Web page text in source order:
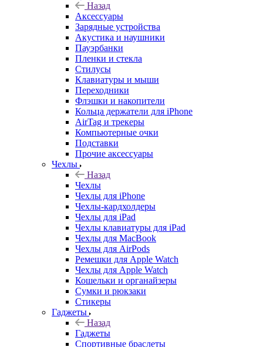
Назад
Аксессуары
Зарядные устройства
Акустика и наушники
Пауэрбанки
Пленки и стекла
Стилусы
Клавиатуры и мыши
Переходники
Флэшки и накопители
Кольца держатели для iPhone
AirTag и трекеры
Компьютерные очки
Подставки
Прочие аксессуары
Чехлы
Назад
Чехлы
Чехлы для iPhone
Чехлы-кардхолдеры
Чехлы для iPad
Чехлы клавиатуры для iPad
Чехлы для MacBook
Чехлы для AirPods
Ремешки для Apple Watch
Чехлы для Apple Watch
Кошельки и органайзеры
Сумки и рюкзаки
Стикеры
Гаджеты
Назад
Гаджеты
Спортивные браслеты